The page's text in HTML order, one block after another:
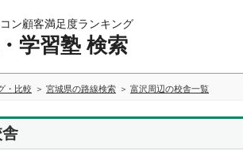
ン顧客満足度ランキング
学習塾 検索
・比較 宮城県の路線検索 富沢周辺の校舎一覧